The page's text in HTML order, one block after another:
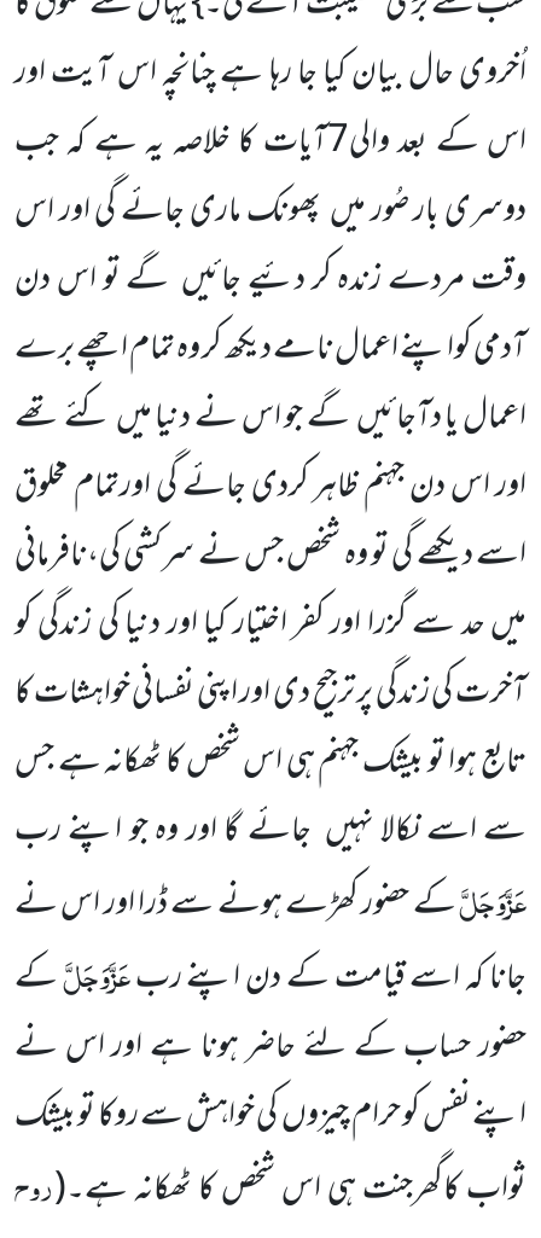
اُخروی حال بیان کیا جا رہا ہے چنانچہ اس آیت اور
اس کے بعد والی7آیات کا خلاصہ یہ ہے کہ جب
دوسری بار صُور میں پھونک ماری جائے گی اور اس
وقت مردے زندہ کر دئیے جائیں گے تو اس دن
آدمی کواپنے اعمال نامے دیکھ کر وہ تمام اچھے برے
اعمال یا دآجائیں گے جو اس نے دنیا میں کئے تھے
اور اس دن جہنم ظاہر کردی جائے گی اورتمام مخلوق
اسے دیکھے گی تو وہ شخص جس نے سرکشی کی،نافرمانی
میں حد سے گزرا اور کفر اختیار کیا اور دنیا کی زندگی کو
آخرت کی زندگی پر ترجیح دی اور اپنی نفسانی خواہشات کا
تابع ہوا تو بیشک جہنم ہی اس شخص کا ٹھکانہ ہے جس
سے اسے نکالا نہیں جائے گا اور وہ جو اپنے رب
عَزَّوَجَلَّکے حضور کھڑے ہونے سے ڈرا اور اس نے
جانا کہ اسے قیامت کے دن اپنے ربعَزَّوَجَلَّکے
حضور حساب کے لئے حاضر ہونا ہے اور اس نے
اپنے نفس کو حرام چیزوں کی خواہش سے روکا تو بیشک
ثواب کاگھرجنت ہی اس شخص کا ٹھکانہ ہے۔(روح